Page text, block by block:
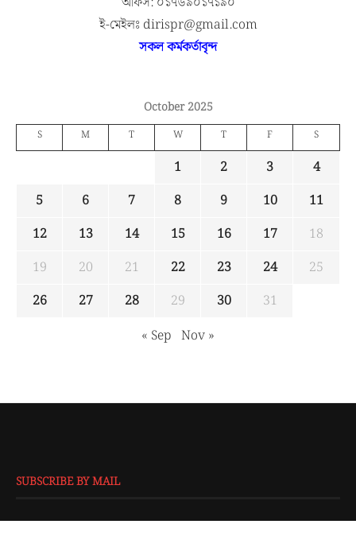
ই-মেইলঃ dirispr@gmail.com
সকল কর্মকর্তাবৃন্দ
October 2025
S M T W T F S
1 2 3
4
5
6 7 8 9 10
11
12
13 14 15 16 17
18
19
20 21 22 23 24
25
26
27 28 29 30
31
« Sep Nov »
SUBSCRIBE BY MAIL